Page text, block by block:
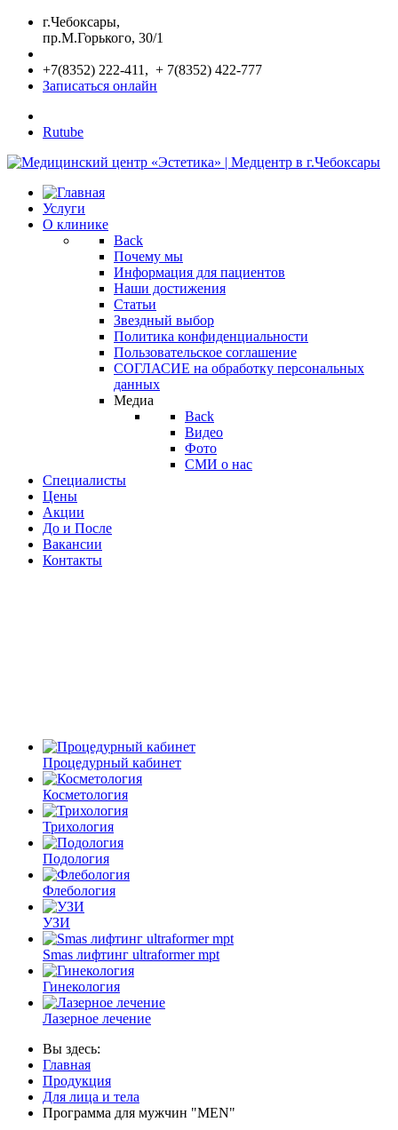
г.Чебоксары,
пр.М.Горького, 30/1
+7(8352) 222-411, + 7(8352) 422-777
Записаться онлайн
Rutube
Услуги
О клинике
Back
Почему мы
Информация для пациентов
Наши достижения
Статьи
Звездный выбор
Политика конфиденциальности
Пользовательское соглашение
СОГЛАСИЕ на обработку персональных
данных
Медиа
Back
Видео
Фото
СМИ о нас
Специалисты
Цены
Акции
До и После
Вакансии
Контакты
Процедурный кабинет
Косметология
Трихология
Подология
Флебология
УЗИ
Smas лифтинг ultraformer mpt
Гинекология
Лазерное лечение
Вы здесь:
Главная
Продукция
Для лица и тела
Программа для мужчин "MEN"